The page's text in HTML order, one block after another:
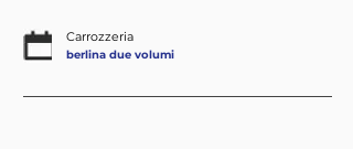
Carrozzeria
berlina due volumi